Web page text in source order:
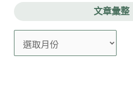
文章彙整
章